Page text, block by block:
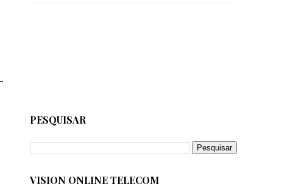
PESQUISAR
VISION ONLINE TELECOM